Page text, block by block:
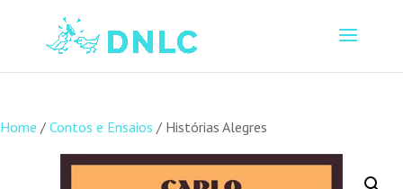
Home / Contos e Ensaios / Histórias Alegres